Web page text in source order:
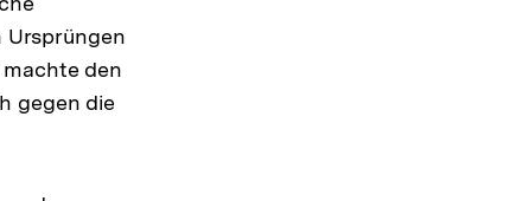
den
gegen die